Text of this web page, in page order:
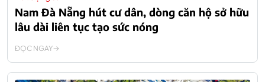
Nam Đà Nẵng hút cư dân, dòng căn hộ sở hữu
lâu dài liên tục tạo sức nóng
ĐỌC NGAY